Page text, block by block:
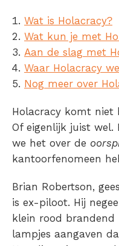
Wat is Holacracy?
Wat kun je met
Aan de slag met
Waar Holacracy
Nog meer over
Holacracy komt niet
Of eigenlijk juist wel.
we het over de
kantoorfenomeen
Brian Robertson,
is ex-piloot. Hij
klein rood
lampjes aangaven